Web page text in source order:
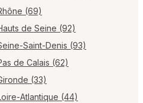
(69)
de Seine (92)
Saint-Denis (93)
de Calais (62)
(33)
Atlantique (44)